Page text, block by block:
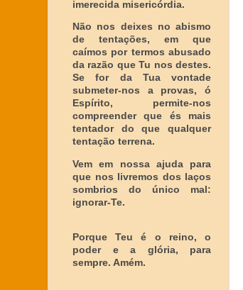
imerecida misericórdia.
Não nos deixes no abismo
de tentações, em que
caímos por termos abusado
da razão que Tu nos destes.
Se for da Tua vontade
submeter-nos a provas, ó
Espírito, permite-nos
compreender que és mais
tentador do que qualquer
tentação terrena.
Vem em nossa ajuda para
que nos livremos dos laços
sombrios do único mal:
ignorar-Te.
Porque Teu é o reino, o
poder e a glória, para
sempre. Amém.